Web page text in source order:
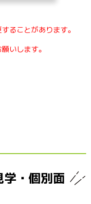
ることがあります。
いします。
学・個別面